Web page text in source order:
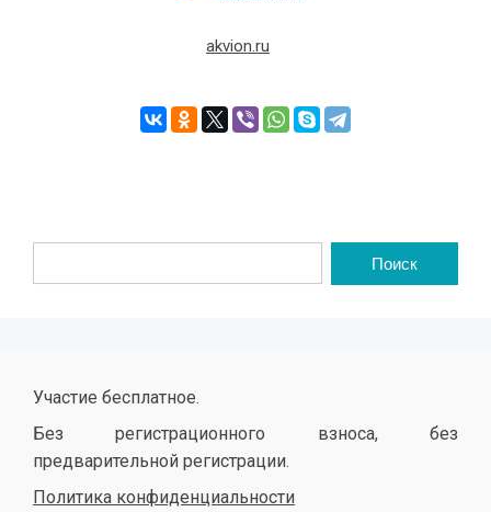
akvion.ru
Участие бесплатное.
Без регистрационного взноса, без
предварительной регистрации.
Политика конфиденциальности